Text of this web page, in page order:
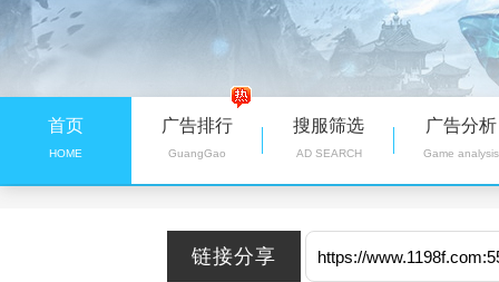
首页
HOME
广告排行
GuangGao
搜服筛选
AD SEARCH
广告分析
Game analysis